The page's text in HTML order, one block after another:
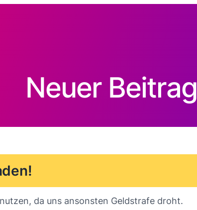
Neuer Beitrag
da uns ansonsten Geldstrafe droht.